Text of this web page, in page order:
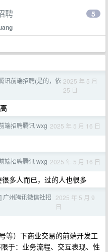
聘 5
讯前端招聘(是的，依 2025 年 5 月
25 日
端招聘腾讯 wxg 2025 年 5 月 16 日
端招聘腾讯 wxg 2025 年 5 月 16 日
多人而已，过的人也很多
广州腾讯微信社招 2025 年 5 月 9
日
等）下商业交易的前端开发工
于：业务流程、交互表现、性